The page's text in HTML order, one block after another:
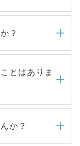
社担当者がご
ールもしくは
はご連絡をせて
お待ちくださ
？
ている求人の
らご覧いただ
非公開求人は
は公開してい
のある医療機
が殺到する場
とはありま
一切ありませ
定をいただい
か？